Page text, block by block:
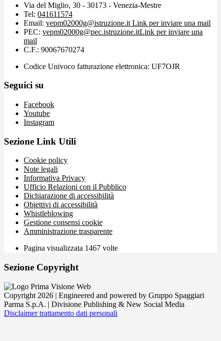
Via del Miglio, 30 - 30173 - Venezia-Mestre
Tel: 041611574
Email: vepm02000g@istruzione.it Link per inviare una mail
PEC: vepm02000g@pec.istruzione.itLink per inviare una
mail
C.F.: 90067670274
Codice Univoco fatturazione elettronica: UF7OJR
Seguici su
Facebook
Youtube
Instagram
Sezione Link Utili
Cookie policy
Note legali
Informativa Privacy
Ufficio Relazioni con il Pubblico
Dichiarazione di accessibilità
Obiettivi di accessibilità
Whistleblowing
Gestione consensi cookie
Amministrazione trasparente
Pagina visualizzata 1467 volte
Sezione Copyright
Copyright 2026 | Engineered and powered by Gruppo Spaggiari
Parma S.p.A. | Divisione Publishing & New Social Media
Disclaimer trattamento dati personali